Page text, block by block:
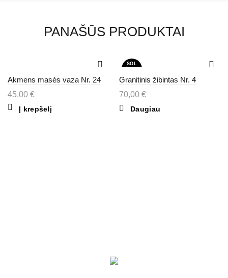
PANAŠŪS PRODUKTAI
Akmens masės vaza Nr. 24
45,00 €
Į krepšelį
SOL
D OU
Granitinis žibintas Nr. 4
70,00 €
Daugiau